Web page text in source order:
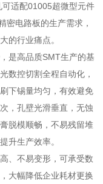
适配01005超微型元件
密电路板的生产需求，
的行业痛点。
是高品质SMT生产的基
数控切割全程自动化，
下锡量均匀，有效避免
，孔壁光滑垂直，无蚀
脱模顺畅，不易残留堆
升生产效率。
、不易变形，可承受数
大幅降低企业耗材更换